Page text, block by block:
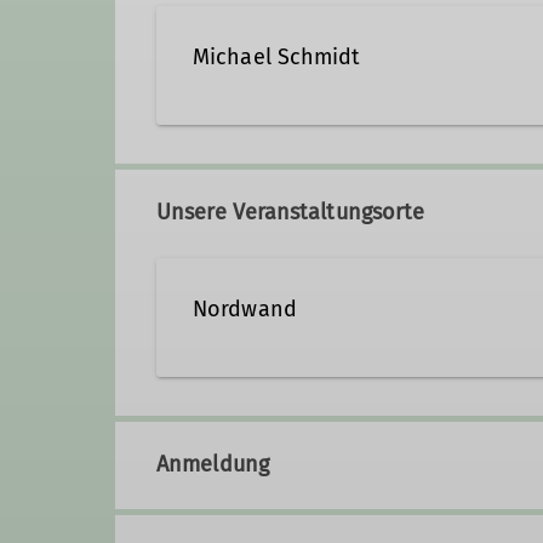
Michael Schmidt
Trainer*in C Klettern für Menschen mit
Trainer*in C Sportklettern Breitensport
Unsere Veranstaltungsorte
Nordwand
Anmeldung